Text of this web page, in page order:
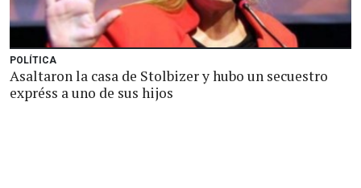
POLÍTICA
Asaltaron la casa de Stolbizer y hubo un secuestro
expréss a uno de sus hijos